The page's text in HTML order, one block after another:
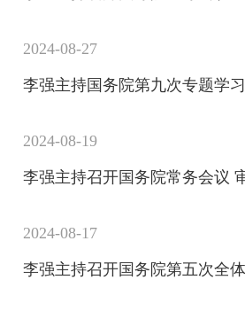
2024-08-27
李强主持国务院第九次专题学习
2024-08-19
2024-08-17